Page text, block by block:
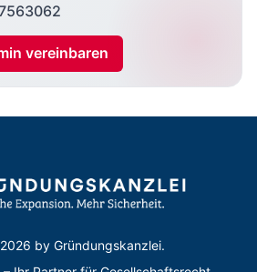
vereinbaren
by Gründungskanzlei.